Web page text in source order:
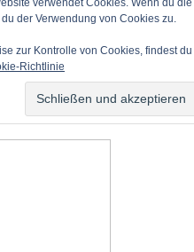
verwendet Cookies. Wenn du die
der Verwendung von Cookies zu.
zur Kontrolle von Cookies, findest du
Richtlinie